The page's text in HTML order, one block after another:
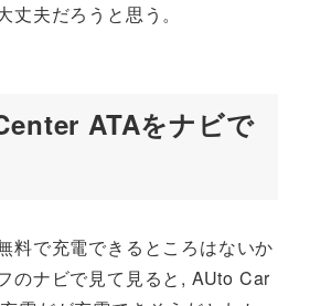
丈夫だろうと思う。
ATAをナビで
料で充電できるところはないか
のナビで見て見ると, AUto Car